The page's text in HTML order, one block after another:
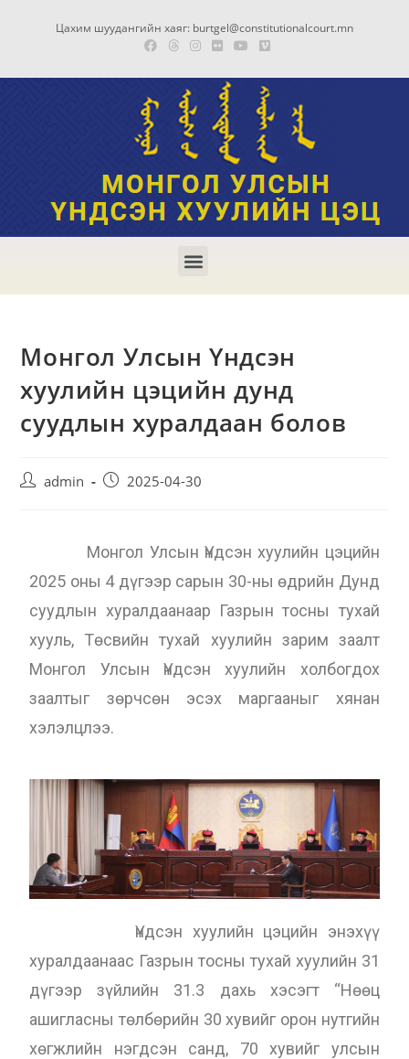
Цахим шуудангийн хаяг: burtgel@constitutionalcourt.mn
Монгол Улсын Үндсэн
хуулийн цэцийн дунд
суудлын хуралдаан болов
admin 2025-04-30
Монгол Улсын Үндсэн хуулийн цэцийн
2025 оны 4 дүгээр сарын 30-ны өдрийн Дунд
суудлын хуралдаанаар Газрын тосны тухай
хууль, Төсвийн тухай хуулийн зарим заалт
Монгол Улсын Үндсэн хуулийн холбогдох
заалтыг зөрчсөн эсэх маргааныг хянан
хэлэлцлээ.
Үндсэн хуулийн цэцийн энэхүү
хуралдаанаас Газрын тосны тухай хуулийн 31
дүгээр зүйлийн 31.3 дахь хэсэгт “Нөөц
ашигласны төлбөрийн 30 хувийг орон нутгийн
хөгжлийн нэгдсэн санд, 70 хувийг улсын